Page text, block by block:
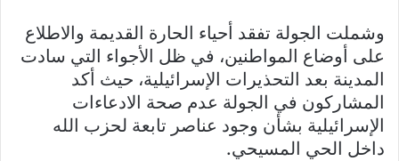
وشملت الجولة تفقد أحياء الحارة القديمة والاطلاع
على أوضاع المواطنين، في ظل الأجواء التي سادت
المدينة بعد التحذيرات الإسرائيلية، حيث أكد
المشاركون في الجولة عدم صحة الادعاءات
الإسرائيلية بشأن وجود عناصر تابعة لحزب الله
داخل الحي المسيحي.